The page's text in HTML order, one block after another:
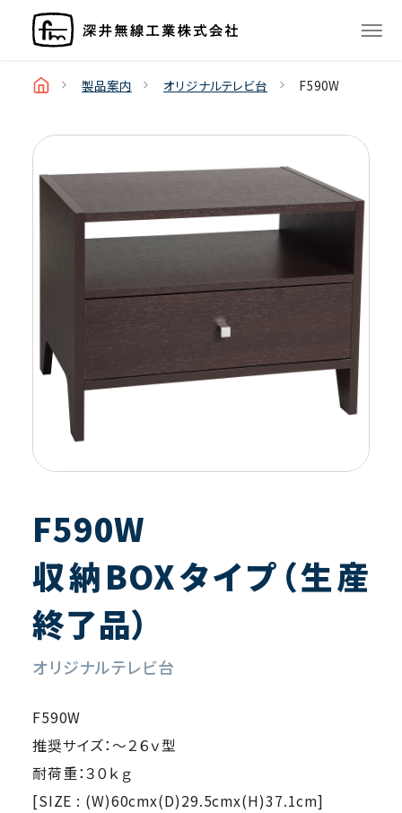
製品案内 オリジナルテレビ台 F590W
F590W
収納BOXタイプ（生産
終了品）
オリジナルテレビ台
F590W
推奨サイズ：～２６ｖ型
耐荷重：３０ｋｇ
[SIZE : (W)60cmx(D)29.5cmx(H)37.1cm]